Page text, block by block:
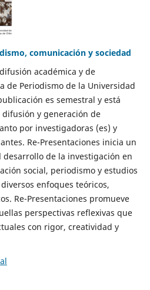
comunicación y sociedad
académica y de
de Periodismo de la Universidad
es semestral y está
y generación de
por investigadoras (es) y
Re-Presentaciones inicia un
de la investigación en
social, periodismo y estudios
enfoques teóricos,
Re-Presentaciones promueve
perspectivas reflexivas que
con rigor, creatividad y